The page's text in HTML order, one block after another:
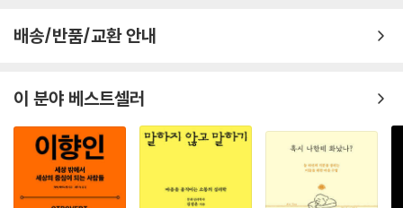
배송/반품/교환 안내
이 분야 베스트셀러